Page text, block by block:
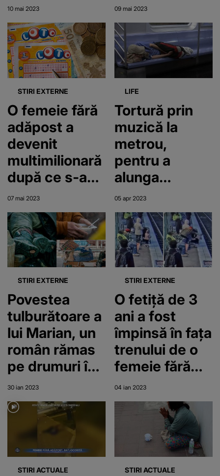
sigură a primit
o ofertă
irezistibilă
10 mai 2023
ADHD, dar
acum e la un
pas să fie
noua Miss
Scoția
09 mai 2023
STIRI EXTERNE
O femeie fără
adăpost a
devenit
multimilionară
după ce s-a
oprit la o
benzinărie să
schimbe uleiul
la mașină
07 mai 2023
LIFE
Tortură prin
muzică la
metrou,
pentru a
alunga
vagabonzii.
"Nu mai
suport, e un
coșmar"
05 apr 2023
STIRI EXTERNE
Povestea
tulburătoare a
lui Marian, un
român rămas
pe drumuri în
Spania: „M-
am trezit pe
stradă, singur,
cu hainele în
geantă”
30 ian 2023
STIRI EXTERNE
O fetiță de 3
ani a fost
împinsă în fața
trenului de o
femeie fără
adăpost. La
momentul
întâmplării
incidentului,
copila se afla
lângă mama ei
04 ian 2023
STIRI ACTUALE STIRI ACTUALE